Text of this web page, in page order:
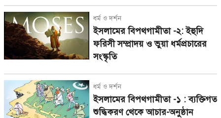
ধর্ম ও দর্শন
ইসলামের বিপথগামীতা -২: ইহুদি
ফরিসী সম্প্রাদয় ও ভুয়া ধর্মপ্রচারের
সংস্কৃতি
ধর্ম ও দর্শন
ইসলামের বিপথগামীতা -১ : ব্যক্তিগত
শুদ্ধিকরণ থেকে আচার-অনুষ্ঠান